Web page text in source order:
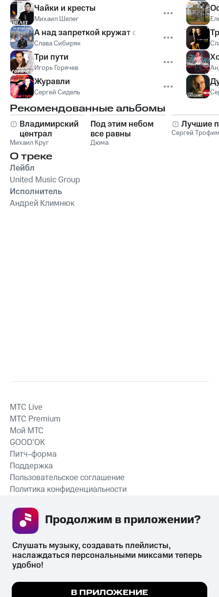
Чайки и кресты
Михаил Шелег
А над запреткой кружат сизари
Слава Сибиряк
Три пути
Игорь Горячев
Журавли
Сергей Сидель
Рекомендованные альбомы
Владимирский
централ
Михаил Круг
Под этим небом
все равны
Дюма
Лучшие
Сергей
О треке
Лейбл
United Music Group
Исполнитель
Андрей Климнюк
СКАЧАТЬ ПРИЛОЖЕНИЕ
MTС Live
MTС Premium
Мой МТС
GOOD’OK
Питч-форма
Поддержка
Пользовательское соглашение
Политика конфиденциальности
психотропных веществ, их аналогов причиняет вред здоровью,
их незаконный оборот запрещён и влечёт установленную
Мы используем куки, чтобы на сайте все
Слушать музыку, создавать плейлисты,
наслаждаться персональными миксами теперь
удобно!
В ПРИЛОЖЕНИЕ